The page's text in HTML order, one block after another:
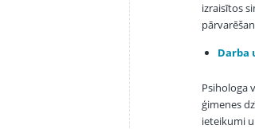
izraisītos
Darba
Psihologa
ģimenes
ieteikumi